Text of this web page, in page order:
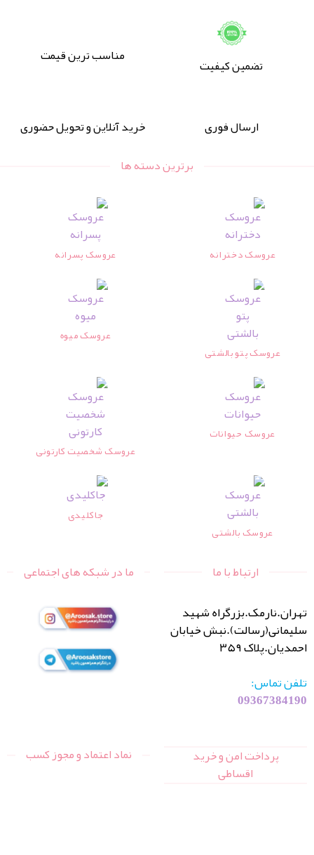
تضمین کیفیت مناسب ترین قیمت
ارسال فوری
خرید آنلاین و تحویل حضوری
برترین دسته ها
عروسک دخترانه عروسک پسرانه
عروسک پتو بالشتی
عروسک میوه
عروسک حیوانات
عروسک شخصیت کارتونی
عروسک بالشتی
جاکلیدی
ارتباط با ما
تهران.نارمک.بزرگراه شهید
سلیمانی(رسالت).نبش خیابان
احمدیان.پلاک ۳۵۹
تلفن تماس:
09367384190
ما در شبکه های اجتماعی
پرداخت امن و خرید
اقساطی
نماد اعتماد و مجوز کسب